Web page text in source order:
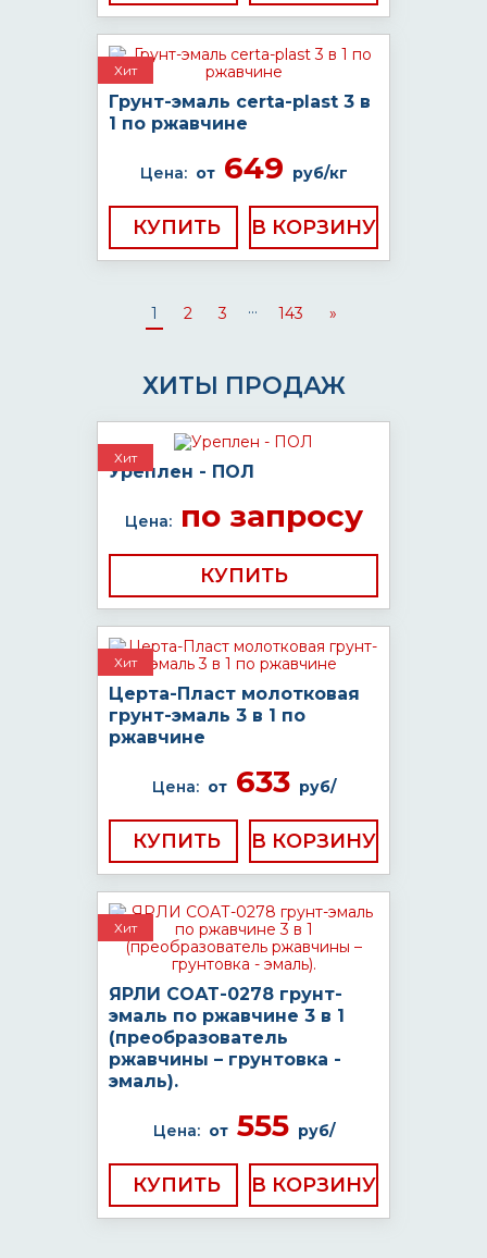
Хит
Грунт-эмаль certa-plast 3 в
1 по ржавчине
Цена: от649 руб/кг
КУПИТЬ
1 2 3 ... 143 »
ХИТЫ ПРОДАЖ
Хит
Уреплен - ПОЛ
Цена:по запросу
КУПИТЬ
Хит
Церта-Пласт молотковая
грунт-эмаль 3 в 1 по
ржавчине
Цена: от633 руб/
КУПИТЬ
Хит
ЯРЛИ СОАТ-0278 грунт-
эмаль по ржавчине 3 в 1
(преобразователь
ржавчины – грунтовка -
эмаль).
Цена: от555 руб/
КУПИТЬ